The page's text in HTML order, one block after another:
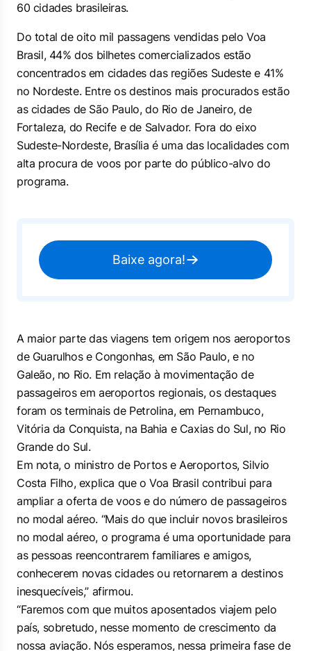
60 cidades brasileiras.
Do total de oito mil passagens vendidas pelo Voa
Brasil, 44% dos bilhetes comercializados estão
concentrados em cidades das regiões Sudeste e 41%
no Nordeste. Entre os destinos mais procurados estão
as cidades de São Paulo, do Rio de Janeiro, de
Fortaleza, do Recife e de Salvador. Fora do eixo
Sudeste-Nordeste, Brasília é uma das localidades com
alta procura de voos por parte do público-alvo do
programa.
Baixe agora!
A maior parte das viagens tem origem nos aeroportos
de Guarulhos e Congonhas, em São Paulo, e no
Galeão, no Rio. Em relação à movimentação de
passageiros em aeroportos regionais, os destaques
foram os terminais de Petrolina, em Pernambuco,
Vitória da Conquista, na Bahia e Caxias do Sul, no Rio
Grande do Sul.
Em nota, o ministro de Portos e Aeroportos, Silvio
Costa Filho, explica que o Voa Brasil contribui para
ampliar a oferta de voos e do número de passageiros
no modal aéreo. “Mais do que incluir novos brasileiros
no modal aéreo, o programa é uma oportunidade para
as pessoas reencontrarem familiares e amigos,
conhecerem novas cidades ou retornarem a destinos
inesquecíveis,” afirmou.
“Faremos com que muitos aposentados viajem pelo
país, sobretudo, nesse momento de crescimento da
nossa aviação. Nós esperamos, nessa primeira fase de